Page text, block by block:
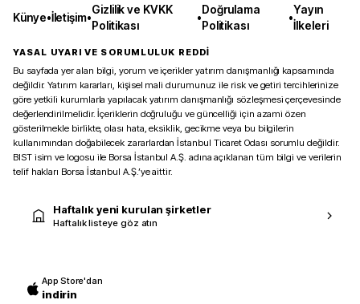
Künye•İletişim•
Gizlilik ve KVKK
Politikası
•
Doğrulama
Politikası
•
Yayın
İlkeleri
YASAL UYARI VE SORUMLULUK REDDİ
Bu sayfada yer alan bilgi, yorum ve içerikler yatırım danışmanlığı kapsamında
değildir. Yatırım kararları, kişisel mali durumunuz ile risk ve getiri tercihlerinize
göre yetkili kurumlarla yapılacak yatırım danışmanlığı sözleşmesi çerçevesinde
değerlendirilmelidir. İçeriklerin doğruluğu ve güncelliği için azami özen
gösterilmekle birlikte, olası hata, eksiklik, gecikme veya bu bilgilerin
kullanımından doğabilecek zararlardan İstanbul Ticaret Odası sorumlu değildir.
BIST isim ve logosu ile Borsa İstanbul A.Ş. adına açıklanan tüm bilgi ve verilerin
telif hakları Borsa İstanbul A.Ş.’ye aittir.
Haftalık yeni kurulan şirketler
Haftalık listeye göz atın
App Store'dan
indirin